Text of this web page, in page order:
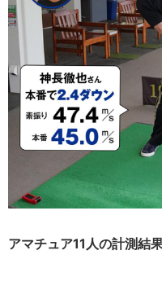
アマチュア11人の計測結